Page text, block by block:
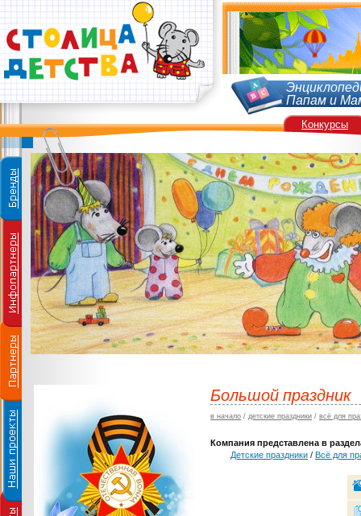
Папам и
Большой праздник
в начало / детские праздники / всё для
Компания представлена в
Детские праздники / Всё для
Конкурсы